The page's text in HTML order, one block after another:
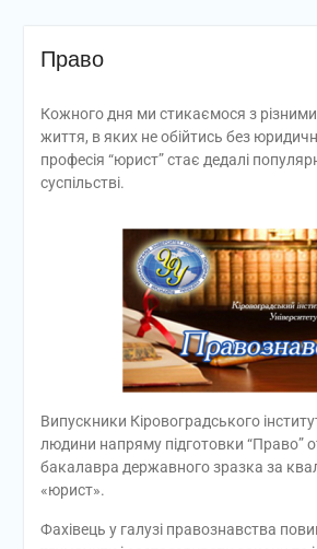
Право
Кожного дня ми стикаємося з
життя, в яких не обійтись без
професія “юрист” стає дедалі
суспільстві.
Випускники Кіровоградського
людини напряму підготовки “Право”
бакалавра державного зразка за
«юрист».
Фахівець у галузі правознавства